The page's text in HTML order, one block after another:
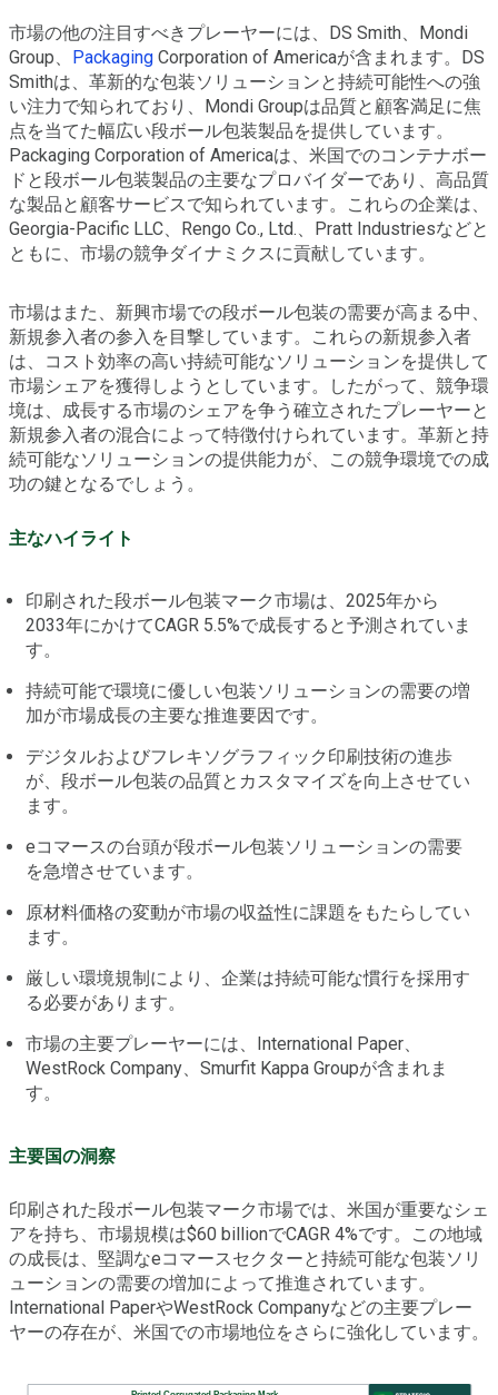
市場の他の注目すべきプレーヤーには、DS Smith、Mondi
Group、 Packaging Corporation of Americaが含まれます。DS
Smithは、革新的な包装ソリューションと持続可能性への強
い注力で知られており、Mondi Groupは品質と顧客満足に焦
点を当てた幅広い段ボール包装製品を提供しています。
Packaging Corporation of Americaは、米国でのコンテナボー
ドと段ボール包装製品の主要なプロバイダーであり、高品質
な製品と顧客サービスで知られています。これらの企業は、
Georgia-Pacific LLC、Rengo Co., Ltd.、Pratt Industriesなどと
ともに、市場の競争ダイナミクスに貢献しています。
市場はまた、新興市場での段ボール包装の需要が高まる中、
新規参入者の参入を目撃しています。これらの新規参入者
は、コスト効率の高い持続可能なソリューションを提供して
市場シェアを獲得しようとしています。したがって、競争環
境は、成長する市場のシェアを争う確立されたプレーヤーと
新規参入者の混合によって特徴付けられています。革新と持
続可能なソリューションの提供能力が、この競争環境での成
功の鍵となるでしょう。
主なハイライト
印刷された段ボール包装マーク市場は、2025年から
2033年にかけてCAGR 5.5%で成長すると予測されていま
す。
持続可能で環境に優しい包装ソリューションの需要の増
加が市場成長の主要な推進要因です。
デジタルおよびフレキソグラフィック印刷技術の進歩
が、段ボール包装の品質とカスタマイズを向上させてい
ます。
eコマースの台頭が段ボール包装ソリューションの需要
を急増させています。
原材料価格の変動が市場の収益性に課題をもたらしてい
ます。
厳しい環境規制により、企業は持続可能な慣行を採用す
る必要があります。
市場の主要プレーヤーには、International Paper、
WestRock Company、Smurfit Kappa Groupが含まれま
す。
主要国の洞察
印刷された段ボール包装マーク市場では、米国が重要なシェ
アを持ち、市場規模は$60 billionでCAGR 4%です。この地域
の成長は、堅調なeコマースセクターと持続可能な包装ソリ
ューションの需要の増加によって推進されています。
International PaperやWestRock Companyなどの主要プレー
ヤーの存在が、米国での市場地位をさらに強化しています。